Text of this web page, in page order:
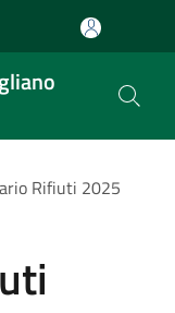
Rifiuti 2025